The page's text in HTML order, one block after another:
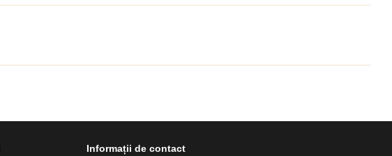
Informații de contact